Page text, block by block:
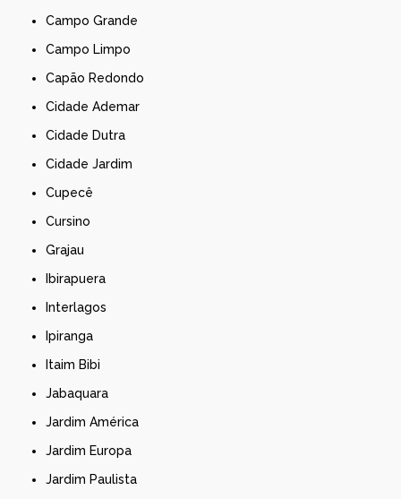
Campo Grande
Campo Limpo
Capão Redondo
Cidade Ademar
Cidade Dutra
Cidade Jardim
Cupecê
Cursino
Grajau
Ibirapuera
Interlagos
Ipiranga
Itaim Bibi
Jabaquara
Jardim América
Jardim Europa
Jardim Paulista